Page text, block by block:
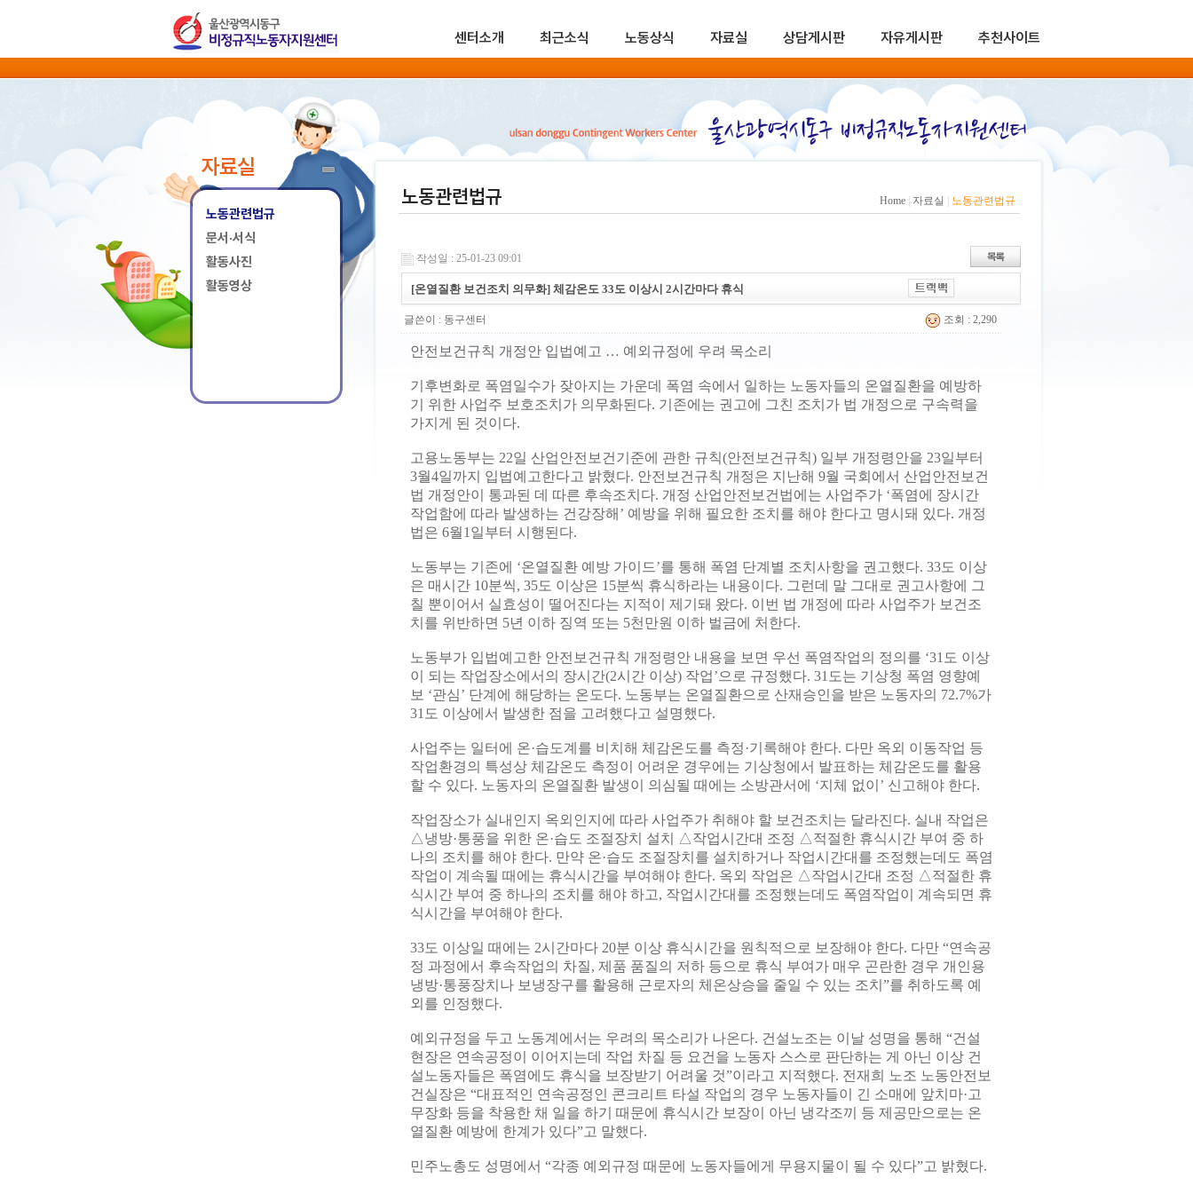
센터소개 최근소식 노동상식 자료실 상담게시판 자유게시판 추천사이트
자료실
노동관련법규
문서·서식
활동사진
활동영상
노동관련법규 Home 자료실 노동관련법규
작성일 : 25-01-23 09:01
[온열질환 보건조치 의무화] 체감온도 33도 이상시 2시간마다 휴식
글쓴이 : 동구센터 조회 : 2,290
안전보건규칙 개정안 입법예고 … 예외규정에 우려 목소리
기후변화로 폭염일수가 잦아지는 가운데 폭염 속에서 일하는 노동자들의 온열질환을 예방하
기 위한 사업주 보호조치가 의무화된다. 기존에는 권고에 그친 조치가 법 개정으로 구속력을
가지게 된 것이다.
고용노동부는 22일 산업안전보건기준에 관한 규칙(안전보건규칙) 일부 개정령안을 23일부터
3월4일까지 입법예고한다고 밝혔다. 안전보건규칙 개정은 지난해 9월 국회에서 산업안전보건
법 개정안이 통과된 데 따른 후속조치다. 개정 산업안전보건법에는 사업주가 ‘폭염에 장시간
작업함에 따라 발생하는 건강장해’ 예방을 위해 필요한 조치를 해야 한다고 명시돼 있다. 개정
법은 6월1일부터 시행된다.
노동부는 기존에 ‘온열질환 예방 가이드’를 통해 폭염 단계별 조치사항을 권고했다. 33도 이상
은 매시간 10분씩, 35도 이상은 15분씩 휴식하라는 내용이다. 그런데 말 그대로 권고사항에 그
칠 뿐이어서 실효성이 떨어진다는 지적이 제기돼 왔다. 이번 법 개정에 따라 사업주가 보건조
치를 위반하면 5년 이하 징역 또는 5천만원 이하 벌금에 처한다.
노동부가 입법예고한 안전보건규칙 개정령안 내용을 보면 우선 폭염작업의 정의를 ‘31도 이상
이 되는 작업장소에서의 장시간(2시간 이상) 작업’으로 규정했다. 31도는 기상청 폭염 영향예
보 ‘관심’ 단계에 해당하는 온도다. 노동부는 온열질환으로 산재승인을 받은 노동자의 72.7%가
31도 이상에서 발생한 점을 고려했다고 설명했다.
사업주는 일터에 온·습도계를 비치해 체감온도를 측정·기록해야 한다. 다만 옥외 이동작업 등
작업환경의 특성상 체감온도 측정이 어려운 경우에는 기상청에서 발표하는 체감온도를 활용
할 수 있다. 노동자의 온열질환 발생이 의심될 때에는 소방관서에 ‘지체 없이’ 신고해야 한다.
작업장소가 실내인지 옥외인지에 따라 사업주가 취해야 할 보건조치는 달라진다. 실내 작업은
△냉방·통풍을 위한 온·습도 조절장치 설치 △작업시간대 조정 △적절한 휴식시간 부여 중 하
나의 조치를 해야 한다. 만약 온·습도 조절장치를 설치하거나 작업시간대를 조정했는데도 폭염
작업이 계속될 때에는 휴식시간을 부여해야 한다. 옥외 작업은 △작업시간대 조정 △적절한 휴
식시간 부여 중 하나의 조치를 해야 하고, 작업시간대를 조정했는데도 폭염작업이 계속되면 휴
식시간을 부여해야 한다.
33도 이상일 때에는 2시간마다 20분 이상 휴식시간을 원칙적으로 보장해야 한다. 다만 “연속공
정 과정에서 후속작업의 차질, 제품 품질의 저하 등으로 휴식 부여가 매우 곤란한 경우 개인용
냉방·통풍장치나 보냉장구를 활용해 근로자의 체온상승을 줄일 수 있는 조치”를 취하도록 예
외를 인정했다.
예외규정을 두고 노동계에서는 우려의 목소리가 나온다. 건설노조는 이날 성명을 통해 “건설
현장은 연속공정이 이어지는데 작업 차질 등 요건을 노동자 스스로 판단하는 게 아닌 이상 건
설노동자들은 폭염에도 휴식을 보장받기 어려울 것”이라고 지적했다. 전재희 노조 노동안전보
건실장은 “대표적인 연속공정인 콘크리트 타설 작업의 경우 노동자들이 긴 소매에 앞치마·고
무장화 등을 착용한 채 일을 하기 때문에 휴식시간 보장이 아닌 냉각조끼 등 제공만으로는 온
열질환 예방에 한계가 있다”고 말했다.
민주노총도 성명에서 “각종 예외규정 때문에 노동자들에게 무용지물이 될 수 있다”고 밝혔다.